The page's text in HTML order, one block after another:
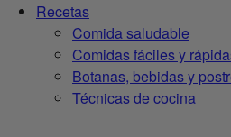
Recetas
Comida saludable
Comidas fáciles y
Botanas, bebidas y
Técnicas de cocina